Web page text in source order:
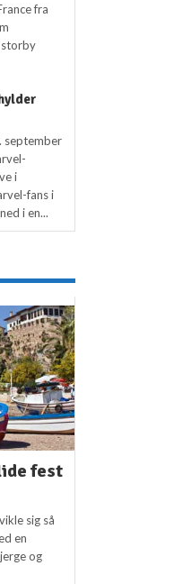
fra
storby
september
i
fans i
i en...
fest
sig så
en
og